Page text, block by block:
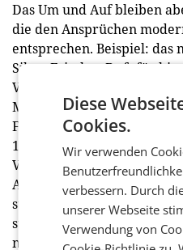
Das Um und Auf bleiben
die den Ansprüchen
entsprechen. Beispiel: das
Silan: Frischer Duft für bis
Vorteil der neuen Silan-
Markt starke Duft-Akzente
Formel, neuem Design
100% recyceltem Plastik
Verlässlichkeit, die das
Als ideale Unterstützung
staubfreie Oberflächen
streifenfreie Fenster
neuer, verbesserter Formel
Diese
Cookies.
Wir verwenden
verbessern. Durch
unserer Webseite
Verwendung von